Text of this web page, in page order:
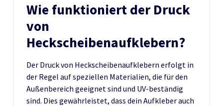
Wie funktioniert der Druck
von
Heckscheibenaufklebern?
Der Druck von Heckscheibenaufklebern erfolgt in
der Regel auf speziellen Materialien, die für den
Außenbereich geeignet sind und UV-beständig
sind. Dies gewährleistet, dass dein Aufkleber auch